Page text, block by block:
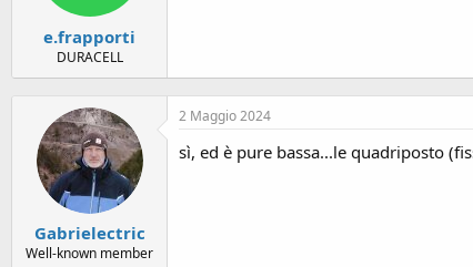
s
z
i
o
e.frapporti
DURACELL
Gabrielectric
Well-known member
2 Maggio 2024
sì, ed è pure bassa...le quadriposto